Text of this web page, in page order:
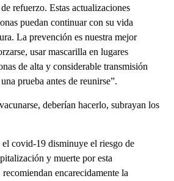
refuerzo. Estas actualizaciones
puedan continuar con su vida
La prevención es nuestra mejor
usar mascarilla en lugares
de alta y considerable transmisión
prueba antes de reunirse”.
deberían hacerlo, subrayan los
covid-19 disminuye el riesgo de
y muerte por esta
encarecidamente la